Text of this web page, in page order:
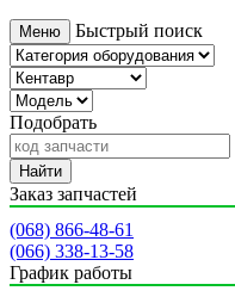
Меню Быстрый поиск
Подобрать
Найти
Заказ запчастей
(068) 866-48-61
(066) 338-13-58
График работы